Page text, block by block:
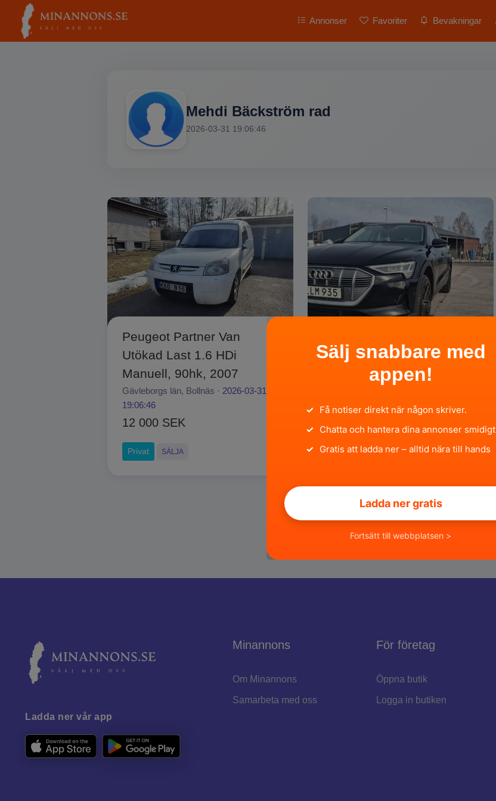
Annonser Favoriter Bevakningar
Mehdi Bäckström rad
2026-03-31 19:06:46
Peugeot Partner Van
Utökad Last 1.6 HDi
Manuell, 90hk, 2007
Gävleborgs län, Bollnäs · 2026-03-31
19:06:46
12 000 SEK
Privat SÄLJA
313hk, 2020
Gävleborgs län, Bollnäs ·2026-03-31
260 000 SEK
Privat SÄLJA
Sälj snabbare med
appen!
✓ Få notiser direkt när någon skriver.
✓ Chatta och hantera dina annonser smidigt
✓ Gratis att ladda ner – alltid nära till hands
Ladda ner gratis
Fortsätt till webbplatsen >
Ladda ner vår app
Minannons
Om Minannons
Samarbeta med oss
För företag
Öppna butik
Logga in butiken